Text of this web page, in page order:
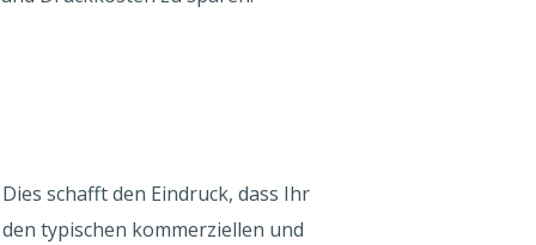
schafft den Eindruck, dass Ihr
typischen kommerziellen und